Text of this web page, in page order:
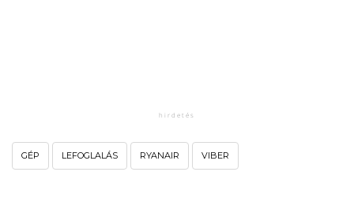
GÉP LEFOGLALÁS RYANAIR VIBER